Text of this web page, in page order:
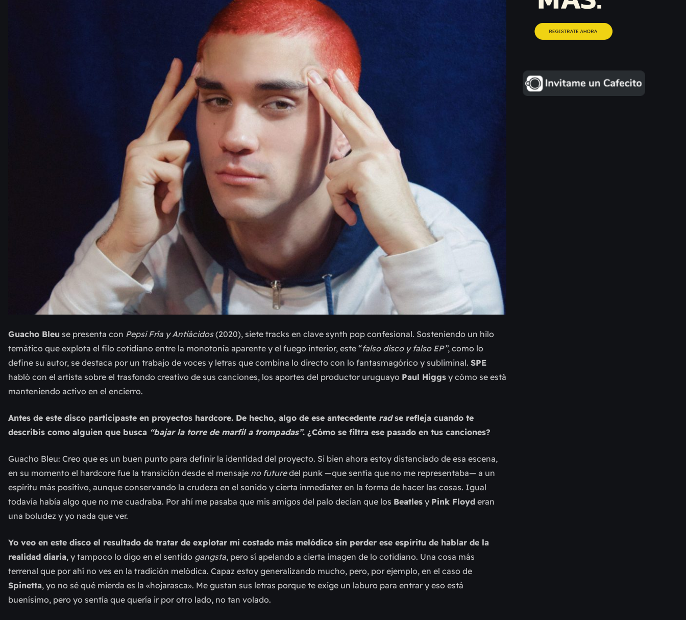
Guacho Bleu se presenta con Pepsi Fría y Antiácidos(2020), siete tracks en clave synth pop confesional. Sosteniendo un hilo
temático que explota el filo cotidiano entre la monotonía aparente y el fuego interior, este “falso disco y falso EP”, como lo
define su autor, se destaca por un trabajo de voces y letras que combina lo directo con lo fantasmagórico y subliminal. SPE
habló con el artista sobre el trasfondo creativo de sus canciones, los aportes del productor uruguayo Paul Higgs y cómo se está
manteniendo activo en el encierro.
Antes de este disco participaste en proyectos hardcore. De hecho, algo de ese antecedente radse refleja cuando te
describís como alguien que busca “bajar la torre de marfil a trompadas”. ¿Cómo se filtra ese pasado en tus canciones?
Guacho Bleu: Creo que es un buen punto para definir la identidad del proyecto. Si bien ahora estoy distanciado de esa escena,
en su momento el hardcore fue la transición desde el mensaje no futuredel punk —que sentía que no me representaba— a un
espíritu más positivo, aunque conservando la crudeza en el sonido y cierta inmediatez en la forma de hacer las cosas. Igual
todavía había algo que no me cuadraba. Por ahí me pasaba que mis amigos del palo decían que los Beatles y Pink Floyd eran
una boludez y yo nada que ver.
Yo veo en este disco el resultado de tratar de explotar mi costado más melódico sin perder ese espíritu de hablar de la
realidad diaria, y tampoco lo digo en el sentido gangsta, pero sí apelando a cierta imagen de lo cotidiano. Una cosa más
terrenal que por ahí no ves en la tradición melódica. Capaz estoy generalizando mucho, pero, por ejemplo, en el caso de
Spinetta, yo no sé qué mierda es la «hojarasca». Me gustan sus letras porque te exige un laburo para entrar y eso está
buenísimo, pero yo sentía que quería ir por otro lado, no tan volado.